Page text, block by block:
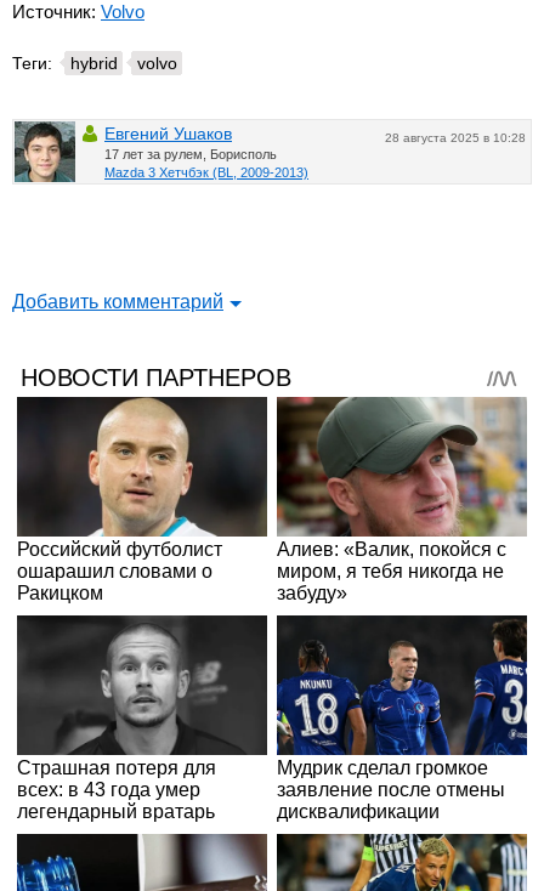
Источник: Volvo
Теги: hybrid volvo
28 августа 2025 в 10:28
Евгений Ушаков
17 лет за рулем, Борисполь
Mazda 3 Хетчбэк (BL, 2009-2013)
Добавить комментарий